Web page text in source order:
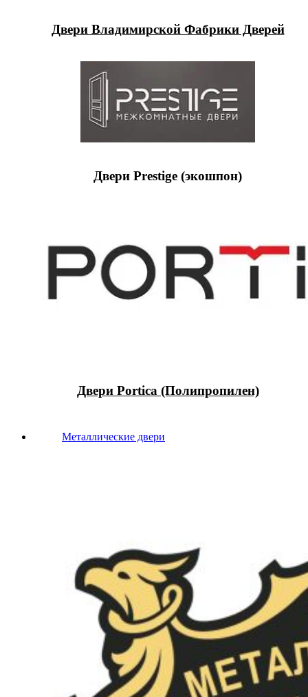
Двери Владимирской Фабрики Дверей
Двери Prestige (экошпон)
Двери Portica (Полипропилен)
Металлические двери